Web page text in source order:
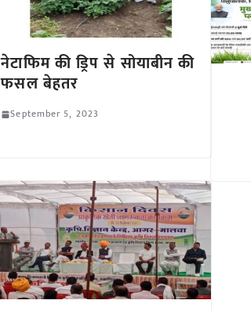
नेटाफिम की ड्रिप से सोयाबीन की
फसल बेहतर
September 5, 2023